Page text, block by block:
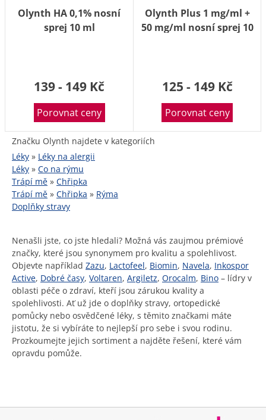
Olynth HA 0,1% nosní
sprej 10 ml
139 - 149 Kč
Porovnat ceny
Olynth Plus 1 mg/ml +
50 mg/ml nosní sprej 10
125 - 149 Kč
Porovnat ceny
Značku Olynth najdete v kategoriích
Léky » Léky na alergii
Léky » Co na rýmu
Trápí mě » Chřipka
Trápí mě » Chřipka » Rýma
Doplňky stravy
Nenašli jste, co jste hledali? Možná vás zaujmou prémiové
značky, které jsou synonymem pro kvalitu a spolehlivost.
Objevte například Zazu, Lactofeel, Biomin, Navela, Inkospor
Active, Dobré časy, Voltaren, Argiletz, Orocalm, Bino – lídry v
oblasti péče o zdraví, kteří jsou zárukou kvality a
spolehlivosti. Ať už jde o doplňky stravy, ortopedické
pomůcky nebo osvědčené léky, s těmito značkami máte
jistotu, že si vybíráte to nejlepší pro sebe i svou rodinu.
Prozkoumejte jejich sortiment a najděte řešení, které vám
opravdu pomůže.